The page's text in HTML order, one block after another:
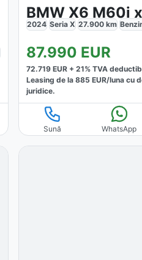
BMW X6 M60i
2024 Seria X 27.900 km
87.990 EUR
72.719 EUR +21% TVA
Leasing de la885 EUR/luna cu
juridice.
Sună WhatsApp